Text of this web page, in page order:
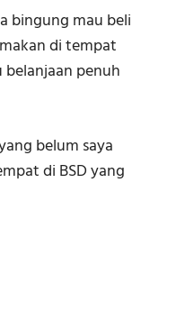
bingung mau beli
di tempat
penuh
belum saya
di BSD yang